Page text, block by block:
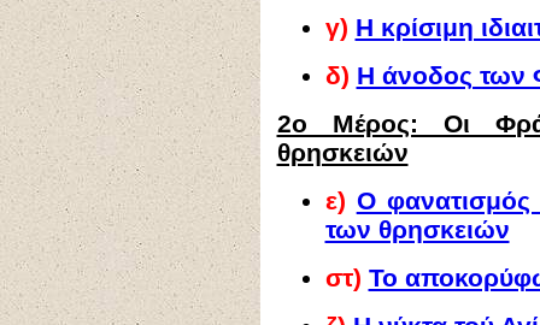
γ) Η κρίσιμη
δ) Η άνοδος των
2ο Μέρος: Οι
θρησκειών
ε) Ο
των θρησκειών
στ) Το